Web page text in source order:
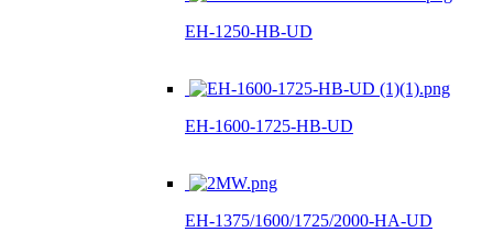
EH-1250-HB-UD
EH-1600-1725-HB-UD
EH-1375/1600/1725/2000-HA-UD